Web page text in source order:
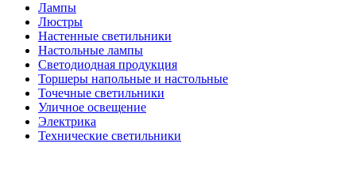
Лампы
Люстры
Настенные светильники
Настольные лампы
Светодиодная продукция
Торшеры напольные и настольные
Точечные светильники
Уличное освещение
Электрика
Технические светильники